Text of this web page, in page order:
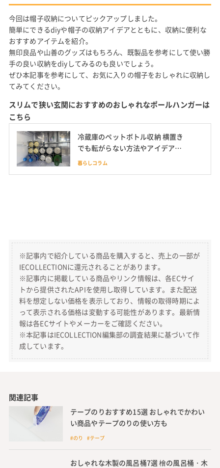
今回は帽子収納についてピックアップしました。
簡単にできるdiyや帽子の収納アイデアとともに、収納に便利な
おすすめアイテムを紹介。
無印良品や山善のグッズはもちろん、既製品を参考にして使い勝
手の良い収納をdiyしてみるのも良いでしょう。
ぜひ本記事を参考にして、お気に入りの帽子をおしゃれに収納し
てみてください。
スリムで狭い玄関におすすめのおしゃれなポールハンガーは
こちら
冷蔵庫のペットボトル収納 横置き
でも転がらない方法やアイデア、
便利グッズも
暮らしコラム
※記事内で紹介している商品を購入すると、売上の一部が
IECOLLECTIONに還元されることがあります。
※記事内に掲載している商品やリンク情報は、各ECサイ
トから提供されたAPIを使用し取得しています。また配送
料を想定しない価格を表示しており、情報の取得時期によ
って表示される価格は変動する可能性があります。最新情
報は各ECサイトやメーカーをご確認ください。
※本記事はIECOLLECTION編集部の調査結果に基づいて作
成しています。
関連記事
テープのりおすすめ15選 おしゃれでかわい
い商品やテープのりの使い方も
#のり #テープ
おしゃれな木製の風呂桶7選 檜の風呂桶・木